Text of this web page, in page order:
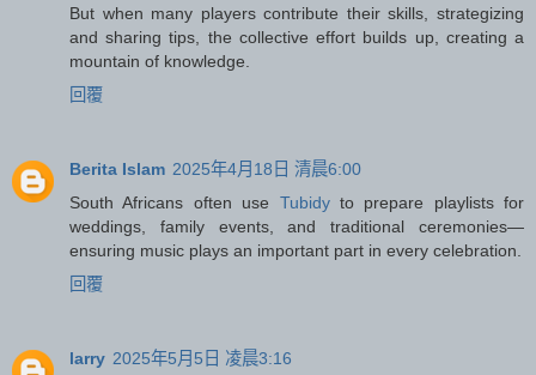
But when many players contribute their skills, strategizing
and sharing tips, the collective effort builds up, creating a
mountain of knowledge.
回覆
Berita Islam 2025年4月18日 清晨6:00
South Africans often use Tubidyto prepare playlists for
weddings, family events, and traditional ceremonies—
ensuring music plays an important part in every celebration.
回覆
larry 2025年5月5日 凌晨3:16